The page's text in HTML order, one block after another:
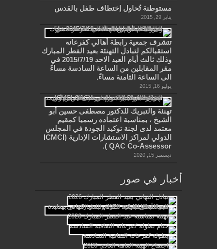
مستوطنة تُحاول إختطاف طفل بالقدس
يناير 29, 2015
تتشرف جمعية رابطة أهالي كفرعانه
استقبالكم لتبادل التهنئة بعيد الفطر المبارك
وذلك ثالث أيام العيد الاحد 2015/7/19 في
مقر المقابلين من الساعة السادسة مساءً
الى الساعة الثامنة مساءً.
يوليو 16, 2015
تهنئة والتبريك للدكتور مصطفى حسين أبو
الشيخ ، بمناسبة اعتماده رسميا كمقيم
معتمد لدى لجنة توكيد الجودة في المجلس
الدولي لمراكز الاستشارات الإدارية (ICMCI
QAC Co-Assessor ).
ديسمبر 15, 2020
أخبار في صور